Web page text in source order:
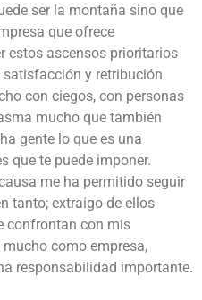
ser la montaña sino que
que ofrece
estos ascensos prioritarios
y retribución
con ciegos, con personas
mucho que también
gente lo que es una
que te puede imponer.
me ha permitido seguir
tanto; extraigo de ellos
confrontan con mis
como empresa,
responsabilidad importante.